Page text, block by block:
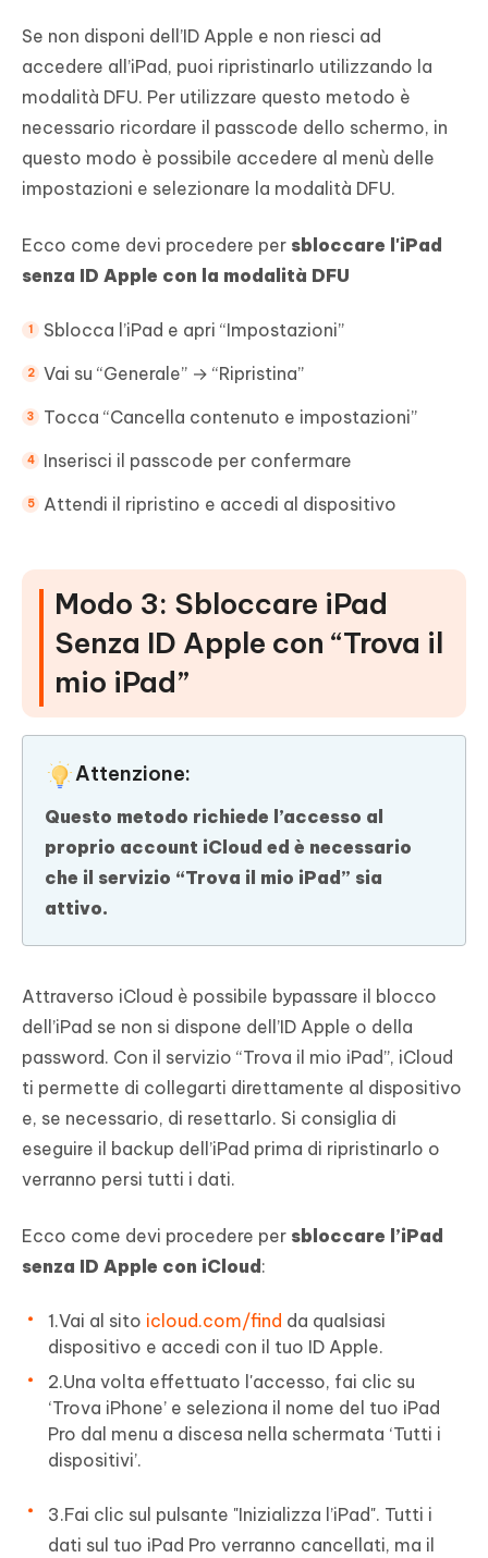
Se non disponi dell’ID Apple e non riesci ad
accedere all’iPad, puoi ripristinarlo utilizzando la
modalità DFU. Per utilizzare questo metodo è
necessario ricordare il passcode dello schermo, in
questo modo è possibile accedere al menù delle
impostazioni e selezionare la modalità DFU.
Ecco come devi procedere per sbloccare l'iPad
senza ID Apple con la modalità DFU
Sblocca l’iPad e apri “Impostazioni”
Vai su “Generale” → “Ripristina”
Tocca “Cancella contenuto e impostazioni”
Inserisci il passcode per confermare
Attendi il ripristino e accedi al dispositivo
Modo 3: Sbloccare iPad
Senza ID Apple con “Trova il
mio iPad”
Attenzione:
Questo metodo richiede l’accesso al
proprio account iCloud ed è necessario
che il servizio “Trova il mio iPad” sia
attivo.
Attraverso iCloud è possibile bypassare il blocco
dell’iPad se non si dispone dell’ID Apple o della
password. Con il servizio “Trova il mio iPad”, iCloud
ti permette di collegarti direttamente al dispositivo
e, se necessario, di resettarlo. Si consiglia di
eseguire il backup dell’iPad prima di ripristinarlo o
verranno persi tutti i dati.
Ecco come devi procedere per sbloccare l’iPad
senza ID Apple con iCloud :
1.Vai al sito icloud.com/find da qualsiasi
dispositivo e accedi con il tuo ID Apple.
2.Una volta effettuato l'accesso, fai clic su
‘Trova iPhone’ e seleziona il nome del tuo iPad
Pro dal menu a discesa nella schermata ‘Tutti i
dispositivi’.
3.Fai clic sul pulsante "Inizializza l’iPad". Tutti i
dati sul tuo iPad Pro verranno cancellati, ma il